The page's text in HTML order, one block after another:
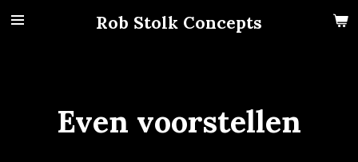
Ga
Rob Stolk Concepts
Even voorstellen